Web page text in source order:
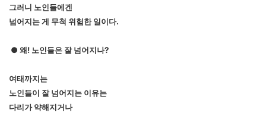
그러니 노인들에겐
넘어지는 게 무척 위험한 일이다.
● 왜! 노인들은 잘 넘어지나?
여태까지는
노인들이 잘 넘어지는 이유는
다리가 약해지거나